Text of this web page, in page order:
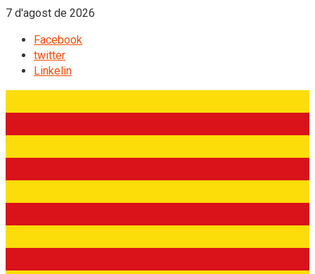
7 d'agost de 2026
Facebook
twitter
Linkelin